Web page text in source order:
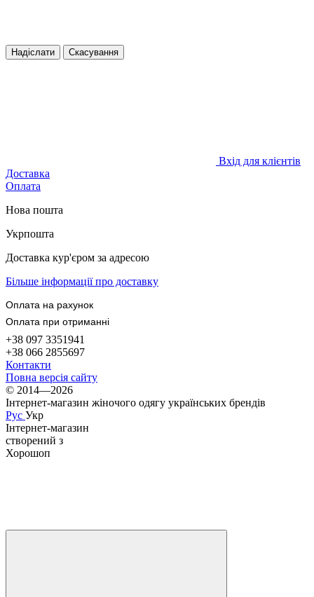
Надіслати Скасування
Вхід для клієнтів
Доставка
Оплата
Нова пошта
Укрпошта
Доставка кур'єром за адресою
Більше інформації про доставку
Оплата на рахунок
Оплата при отриманні
+38 097 3351941
+38 066 2855697
Контакти
Повна версія сайту
© 2014—2026
Інтернет-магазин жіночого одягу українських брендів
Рус Укр
Інтернет-магазин
створений з
Хорошоп